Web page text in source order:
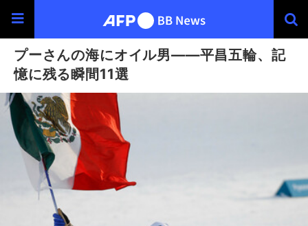
プーさんの海にオイル男――平昌五輪、記
憶に残る瞬間11選